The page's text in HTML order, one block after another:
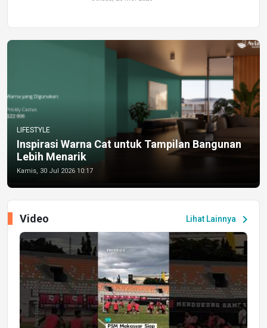
LIFESTYLE
Inspirasi Warna Cat untuk Tampilan Bangunan
Lebih Menarik
Kamis, 30 Jul 2026 10:17
Lihat Lainnya chevron_right
Video